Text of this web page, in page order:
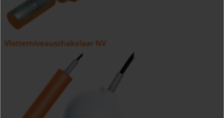
Vlotterniveauschakelaar NV